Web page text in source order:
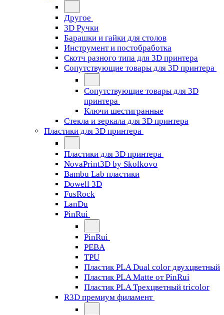
Другое
3D Ручки
Барашки и гайки для столов
Инструмент и постобработка
Скотч разного типа для 3D принтера
Сопутствующие товары для 3D принтера
Сопутствующие товары для 3D
принтера
Ключи шестигранные
Стекла и зеркала для 3D принтера
Пластики для 3D принтера
Пластики для 3D принтера
NovaPrint3D by Skolkovo
Bambu Lab пластики
Dowell 3D
FusRock
LanDu
PinRui
PinRui
PEBA
TPU
Пластик PLA Dual color двухцветный
Пластик PLA Matte от PinRui
Пластик PLA Трехцветный tricolor
R3D премиум филамент